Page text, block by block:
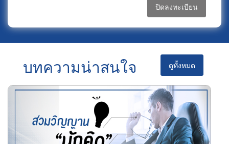
ปิดลงทะเบียน
บทความน่าสนใจ ดูทั้งหมด